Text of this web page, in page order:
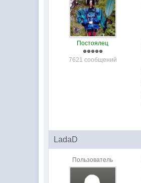
Постоялец
7621 сообщений
LadaD
Пользователь